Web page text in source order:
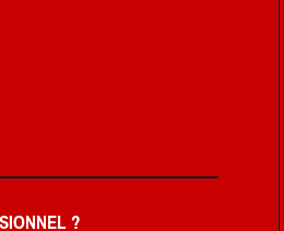
?